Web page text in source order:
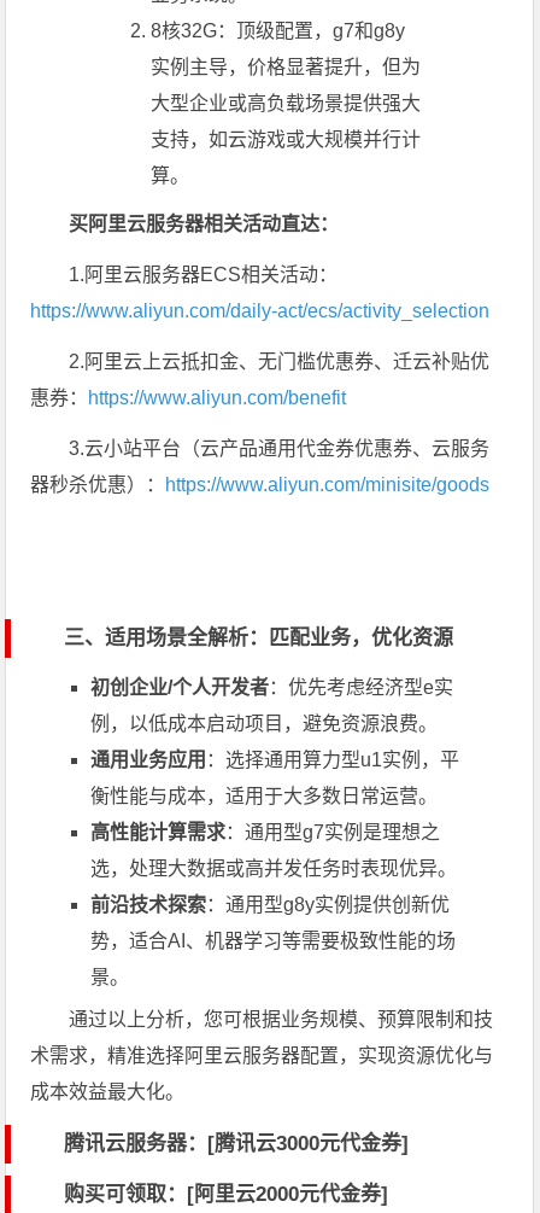
8核32G：顶级配置，g7和g8y
实例主导，价格显著提升，但为
大型企业或高负载场景提供强大
支持，如云游戏或大规模并行计
算。
买阿里云服务器相关活动直达：
1.阿里云服务器ECS相关活动：
https://www.aliyun.com/daily-act/ecs/activity_selection
2.阿里云上云抵扣金、无门槛优惠券、迁云补贴优
惠券： https://www.aliyun.com/benefit
3.云小站平台（云产品通用代金券优惠券、云服务
器秒杀优惠）： https://www.aliyun.com/minisite/goods
三、适用场景全解析：匹配业务，优化资源
初创企业/个人开发者：优先考虑经济型e实
例，以低成本启动项目，避免资源浪费。
通用业务应用 ：选择通用算力型u1实例，平
衡性能与成本，适用于大多数日常运营。
高性能计算需求：通用型g7实例是理想之
选，处理大数据或高并发任务时表现优异。
前沿技术探索：通用型g8y实例提供创新优
势，适合AI、机器学习等需要极致性能的场
景。
通过以上分析，您可根据业务规模、预算限制和技
术需求，精准选择阿里云服务器配置，实现资源优化与
成本效益最大化。
腾讯云服务器：[腾讯云3000元代金券]
购买可领取：[阿里云2000元代金券]